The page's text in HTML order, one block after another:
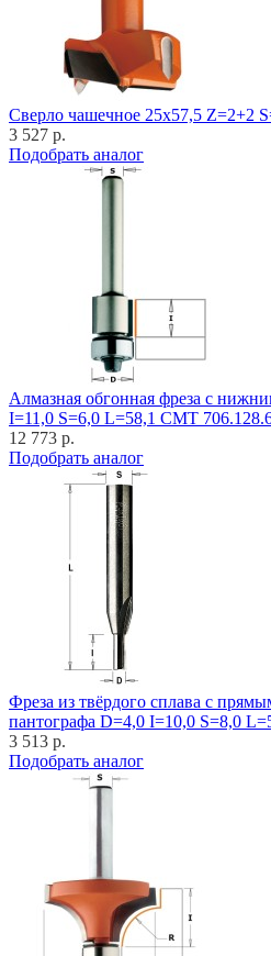
Cверло чашечное 25x57,5 Z=2+2
3 527 р.
Подобрать аналог
Алмазная обгонная фреза с
I=11,0 S=6,0 L=58,1 CMT
12 773 р.
Подобрать аналог
Фреза из твёрдого сплава с
пантографа D=4,0 I=10,0 S=8,0
3 513 р.
Подобрать аналог